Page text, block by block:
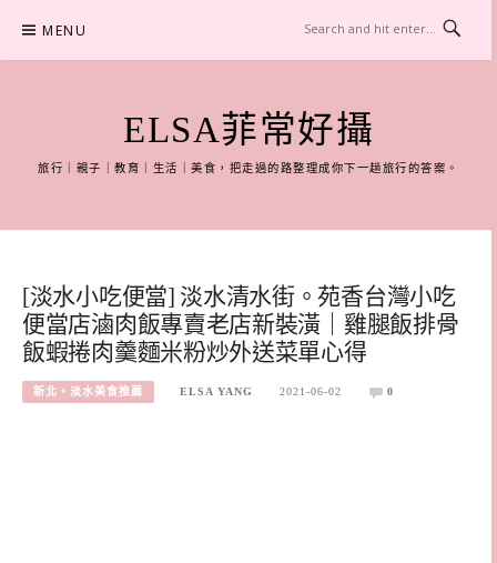
content
MENU
ELSA菲常好攝
旅行｜親子｜教育｜生活｜美食，把走過的路整理成你下一趟旅行的答案。
[淡水小吃便當] 淡水清水街。苑香台灣小吃
便當店滷肉飯專賣老店新裝潢｜雞腿飯排骨
飯蝦捲肉羹麵米粉炒外送菜單心得
新北。淡水美食推薦 ELSA YANG 2021-06-02 0